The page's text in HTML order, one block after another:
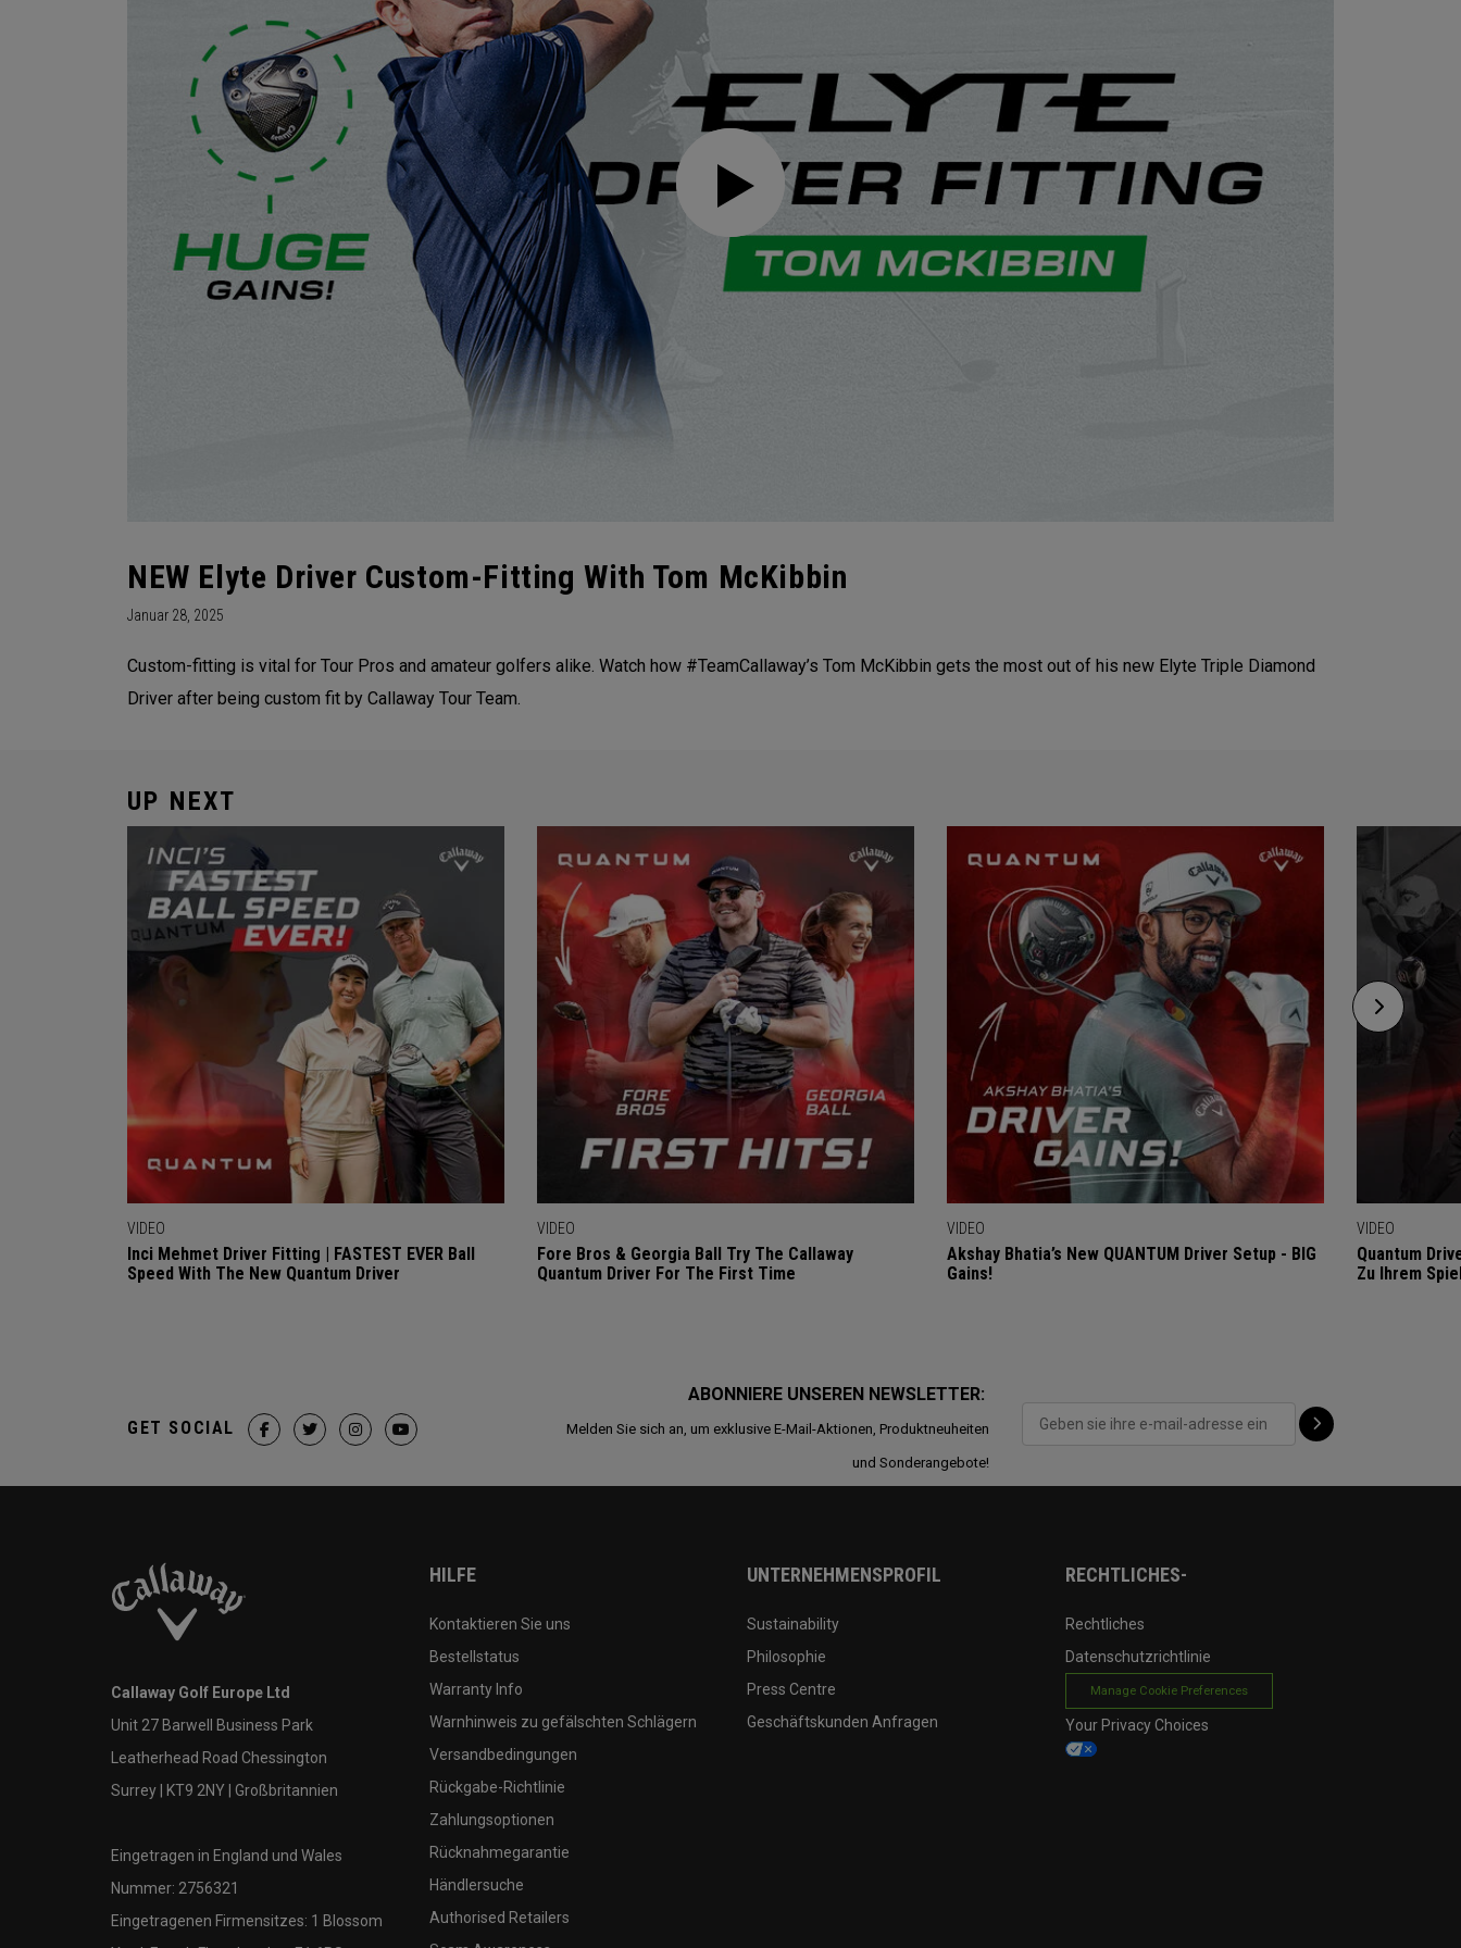
NEW Elyte Driver Custom-Fitting With Tom McKibbin
Januar 28, 2025
Custom-fitting is vital for Tour Pros and amateur golfers alike. Watch how #TeamCallaway’s Tom McKibbin gets the most out of his new Elyte Triple Diamond
Driver after being custom fit by Callaway Tour Team.
UP NEXT
VIDEO
Inci Mehmet Driver Fitting | FASTEST EVER Ball
Speed With The New Quantum Driver
VIDEO
Fore Bros & Georgia Ball Try The Callaway
Quantum Driver For The First Time
VIDEO
Akshay Bhatia’s New QUANTUM Driver Setup - BIG
Gains!
VIDEO
Quantum
Zu Ihrem
ABONNIERE UNSEREN NEWSLETTER:
Melden Sie sich an, um exklusive E-Mail-Aktionen, Produktneuheiten
und Sonderangebote!
GET SOCIAL
Callaway Golf Europe Ltd
Unit 27 Barwell Business Park
Leatherhead Road Chessington
Surrey | KT9 2NY | Großbritannien
Eingetragen in England und Wales
Nummer: 2756321
Eingetragenen Firmensitzes: 1 Blossom
HILFE
Kontaktieren Sie uns
Bestellstatus
Warranty Info
Warnhinweis zu gefälschten Schlägern
Versandbedingungen
Rückgabe-Richtlinie
Zahlungsoptionen
Rücknahmegarantie
Händlersuche
Authorised Retailers
UNTERNEHMENSPROFIL
Sustainability
Philosophie
Press Centre
Geschäftskunden Anfragen
RECHTLICHES-
Rechtliches
Datenschutzrichtlinie
Manage Cookie Preferences
Your Privacy Choices